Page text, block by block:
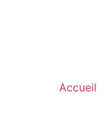
Accueil